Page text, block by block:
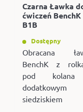
Czarna Ławka
ćwiczeń BenchK
B1B
Dostępny
Obracana
BenchK z
pod
dodatkowym
siedziskiem